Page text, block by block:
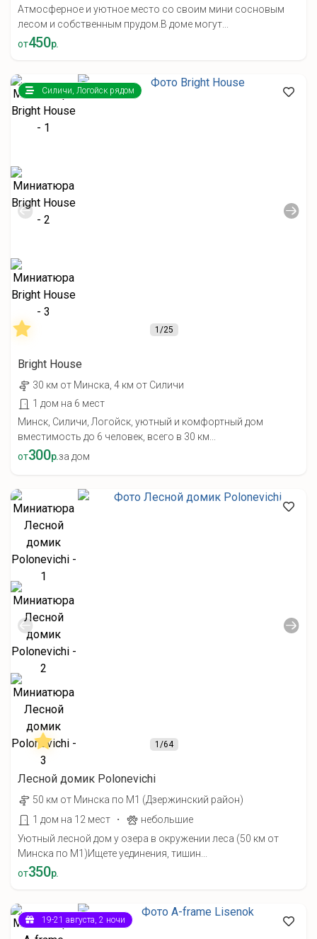
Атмосферное и уютное место со своим мини сосновым
лесом и собственным прудом.В доме могут...
от450р.
1/25
Силичи, Логойск рядом
Bright House
30 км от Минска, 4 км от Силичи
1 дом на 6 мест
Минск, Силичи, Логойск, уютный и комфортный дом
вместимость до 6 человек, всего в 30 км...
от300р.за дом
1/64
Лесной домик Polonevichi
50 км от Минска по М1 (Дзержинский район)
1 дом на 12 мест
·
небольшие
Уютный лесной дом у озера в окружении леса (50 км от
Минска по М1) ​Ищете уединения, тишин...
от350р.
19-21 августа, 2 ночи